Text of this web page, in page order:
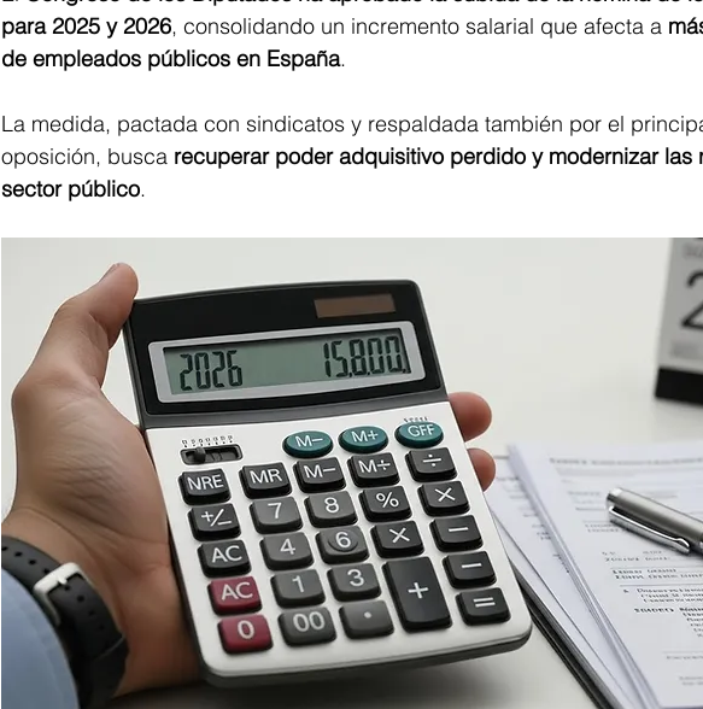
para 2025 y 2026, consolidando un incremento salarial que afecta a
de empleados públicos en España.
La medida, pactada con sindicatos y respaldada también por el
oposición, busca recuperar poder adquisitivo perdido y modernizar las
sector público.